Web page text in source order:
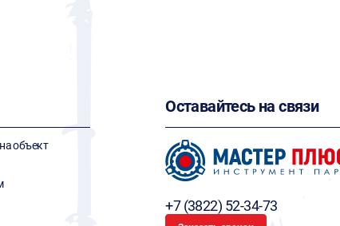
объект
Оставайтесь на связи
+7 (3822) 52-34-73